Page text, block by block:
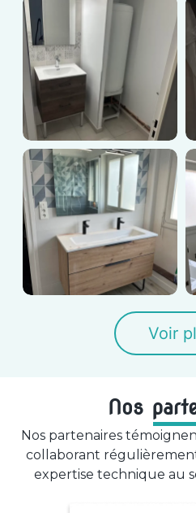
Voir
Nos
Nos partenaires
collaborant
expertise technique au